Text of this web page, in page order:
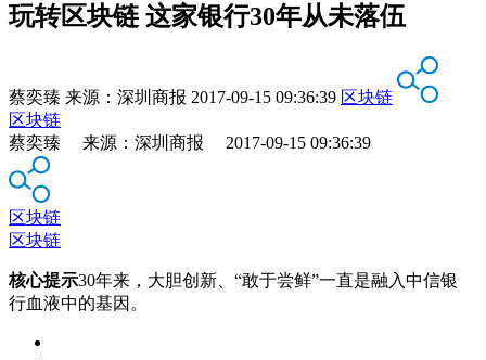
玩转区块链 这家银行30年从未落伍
蔡奕臻 来源： 深圳商报 2017-09-15 09:36:39 区块链
区块链
蔡奕臻 来源：深圳商报 2017-09-15 09:36:39
区块链
区块链
核心提示30年来，大胆创新、“敢于尝鲜”一直是融入中信银
行血液中的基因。